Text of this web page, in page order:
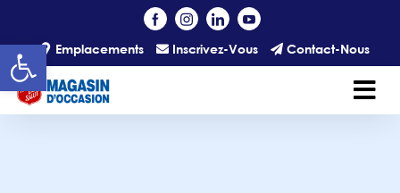
Open toolbar
Emplacements Inscrivez-Vous Contact-Nous